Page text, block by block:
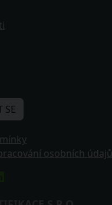
SE
osobních údajů